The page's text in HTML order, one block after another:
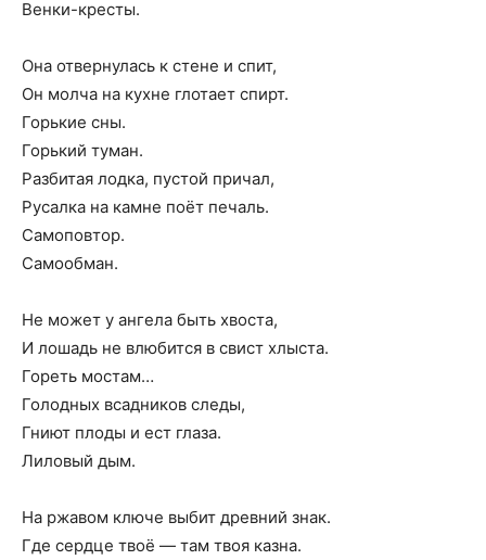
Венки-кресты.
Она отвернулась к стене и спит,
Он молча на кухне глотает спирт.
Горькие сны.
Горький туман.
Разбитая лодка, пустой причал,
Русалка на камне поёт печаль.
Самоповтор.
Самообман.
Не может у ангела быть хвоста,
И лошадь не влюбится в свист хлыста.
Гореть мостам…
Голодных всадников следы,
Гниют плоды и ест глаза.
Лиловый дым.
На ржавом ключе выбит древний знак.
Где сердце твоё — там твоя казна.